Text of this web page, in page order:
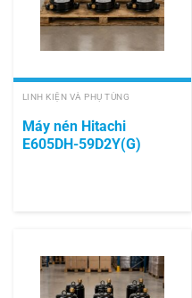
LINH KIỆN VÀ PHỤ TÙNG
Máy nén Hitachi
E605DH-59D2Y(G)